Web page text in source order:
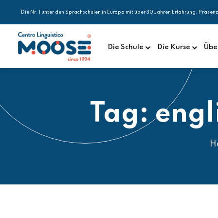
Die Nr. 1 unter den Sprachschulen in Europa mit über 30 Jahren Erfahrung.
Die Schule Die Kurse
Tag: